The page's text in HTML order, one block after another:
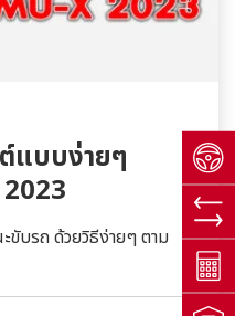
แบบง่ายๆ
บรถ ด้วยวิธีง่ายๆ ตาม